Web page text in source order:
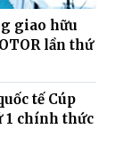
giao hữu
lần thứ
tế Cúp
1 chính thức